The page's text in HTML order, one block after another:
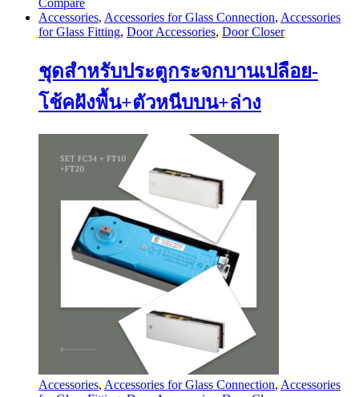
Compare
Accessories, Accessories for Glass Connection, Accessories
for Glass Fitting, Door Accessories, Door Closer
ชุดสำหรับประตูกระจกบานเปลือย-
โช้คฝังพื้น+ตัวหนีบบน+ล่าง
Accessories, Accessories for Glass Connection, Accessories